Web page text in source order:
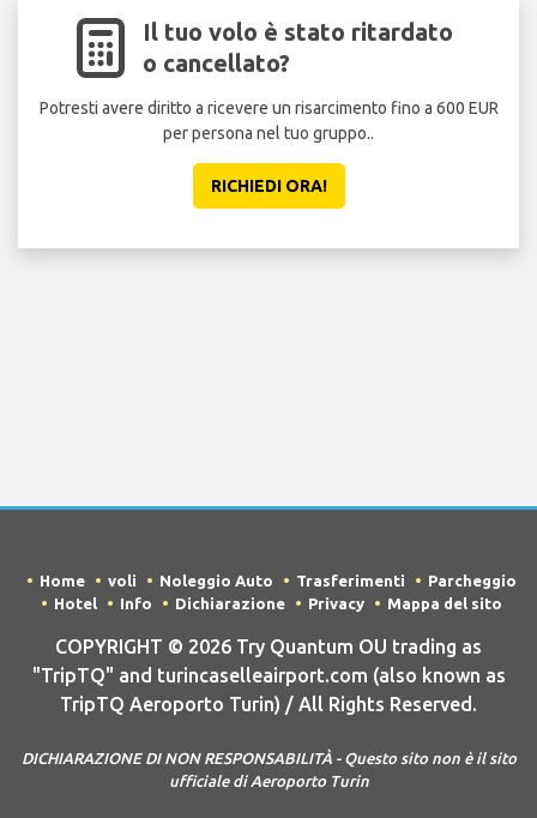
Il tuo volo è stato ritardato
o cancellato?
Potresti avere diritto a ricevere un risarcimento fino a 600 EUR
per persona nel tuo gruppo..
RICHIEDI ORA!
Home voli Noleggio Auto Trasferimenti
Parcheggio
Hotel
Info Dichiarazione Privacy Mappa del sito
COPYRIGHT © 2026 Try Quantum OU trading as
"TripTQ" and turincaselleairport.com (also known as
TripTQ Aeroporto Turin) / All Rights Reserved.
DICHIARAZIONE DI NON RESPONSABILITÀ - Questo sito non è il sito
ufficiale di Aeroporto Turin